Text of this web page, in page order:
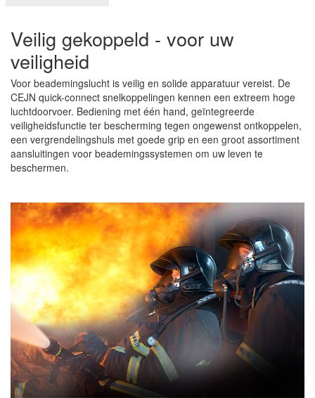
Veilig gekoppeld - voor uw
veiligheid
Voor beademingslucht is veilig en solide apparatuur vereist. De
CEJN quick-connect snelkoppelingen kennen een extreem hoge
luchtdoorvoer. Bediening met één hand, geïntegreerde
veiligheidsfunctie ter bescherming tegen ongewenst ontkoppelen,
een vergrendelingshuls met goede grip en een groot assortiment
aansluitingen voor beademingssystemen om uw leven te
beschermen.